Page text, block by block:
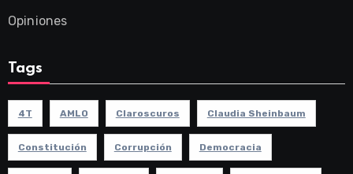
Opiniones
Tags
4T AMLO Claroscuros Claudia Sheinbaum
Constitución Corrupción Democracia